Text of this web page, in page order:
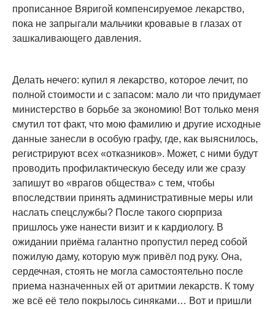
прописанное Вяригой компенсируемое лекарство,
пока не запрыгали мальчики кровавые в глазах от
зашкаливающего давления.
Делать нечего: купил я лекарство, которое лечит, по
полной стоимости и с запасом: мало ли что придумает
министерство в борьбе за экономию! Вот только меня
смутил тот факт, что мою фамилию и другие исходные
данные занесли в особую графу, где, как выяснилось,
регистрируют всех «отказников». Может, с ними будут
проводить профилактическую беседу или же сразу
запишут во «врагов общества» с тем, чтобы
впоследствии принять административные меры или
наслать спецслужбы? После такого сюрприза
пришлось уже нанести визит и к кардиологу. В
ожидании приёма галантно пропустил перед собой
пожилую даму, которую муж привёл под руку. Она,
сердечная, стоять не могла самостоятельно после
приема назначенных ей от аритмии лекарств. К тому
же всё её тело покрылось синяками… Вот и пришли